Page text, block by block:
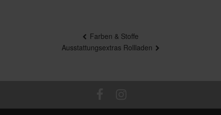
Farben & Stoffe
Ausstattungsextras Rollladen